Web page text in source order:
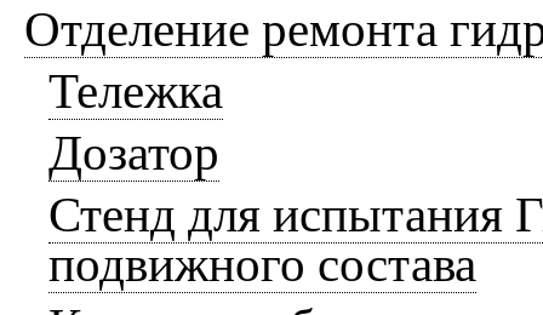
Отделение ремонта
Тележка
Дозатор
Стенд для испытания
подвижного состава